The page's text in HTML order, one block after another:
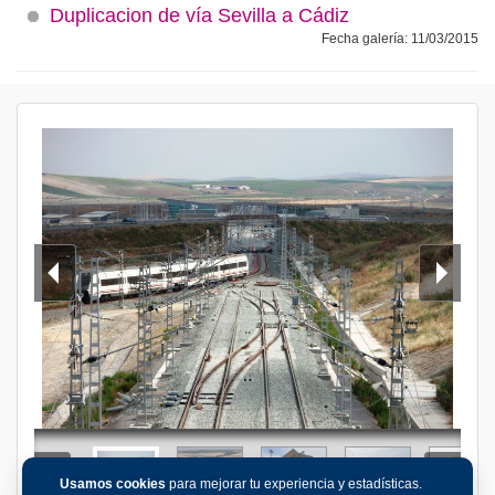
Usamos cookies para mejorar tu experiencia y estadísticas.
Duplicacion de vía Sevilla a Cádiz
Fecha galería: 11/03/2015